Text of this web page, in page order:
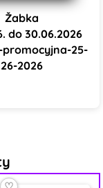
Žabka
do 30.06.2026
25-
26-2026